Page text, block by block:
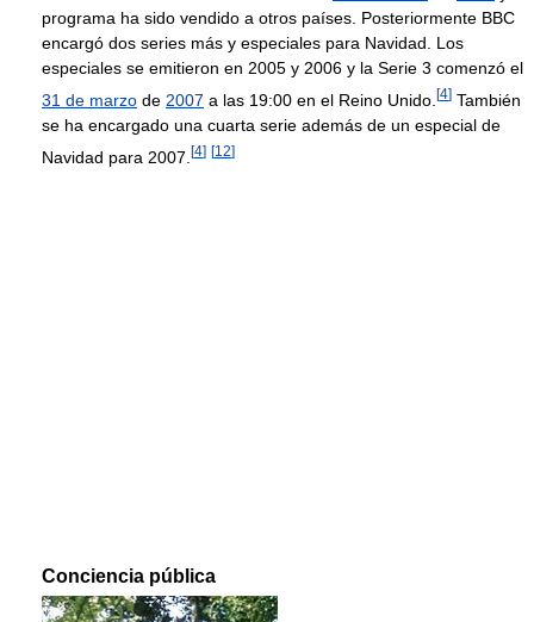
programa ha sido vendido a otros países. Posteriormente BBC
encargó dos series más y especiales para Navidad. Los
especiales se emitieron en 2005 y 2006 y la Serie 3 comenzó el
31 de marzo de 2007 a las 19:00 en el Reino Unido. [4] También
se ha encargado una cuarta serie además de un especial de
Navidad para 2007. [4] [12]
Conciencia pública